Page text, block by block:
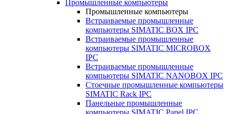
Промышленные компьютеры
Промышленные компьютеры
Встраиваемые промышленные
компьютеры SIMATIC BOX IPC
Встраиваемые промышленные
компьютеры SIMATIC MICROBOX
IPC
Встраиваемые промышленные
компьютеры SIMATIC NANOBOX IPC
Стоечные промышленные компьютеры
SIMATIC Rack IPC
Панельные промышленные
компьютеры SIMATIC Panel IPC